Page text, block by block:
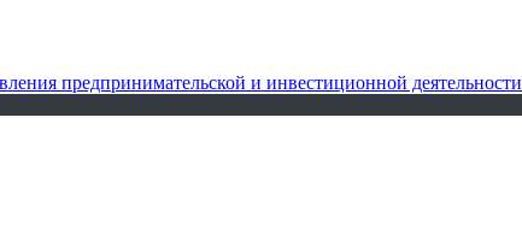
предпринимательской и инвестиционной деятельности